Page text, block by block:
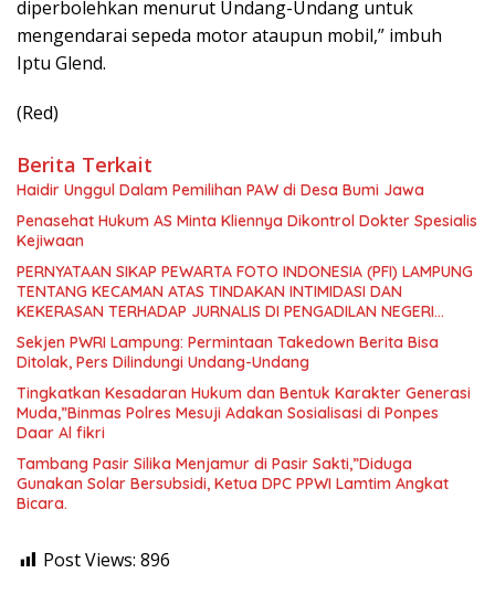
diperbolehkan menurut Undang-Undang untuk
mengendarai sepeda motor ataupun mobil,” imbuh
Iptu Glend.
(Red)
Berita Terkait
Haidir Unggul Dalam Pemilihan PAW di Desa Bumi Jawa
Penasehat Hukum AS Minta Kliennya Dikontrol Dokter Spesialis
Kejiwaan
PERNYATAAN SIKAP PEWARTA FOTO INDONESIA (PFI) LAMPUNG
TENTANG KECAMAN ATAS TINDAKAN INTIMIDASI DAN
KEKERASAN TERHADAP JURNALIS DI PENGADILAN NEGERI
TANJUNG KARANG.
Sekjen PWRI Lampung: Permintaan Takedown Berita Bisa
Ditolak, Pers Dilindungi Undang-Undang
Tingkatkan Kesadaran Hukum dan Bentuk Karakter Generasi
Muda,”Binmas Polres Mesuji Adakan Sosialisasi di Ponpes
Daar Al fikri
Tambang Pasir Silika Menjamur di Pasir Sakti,”Diduga
Gunakan Solar Bersubsidi, Ketua DPC PPWI Lamtim Angkat
Bicara.
Post Views: 896